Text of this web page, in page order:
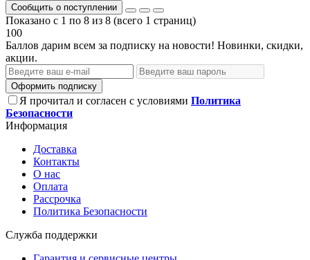
Сообщить о поступлении
Показано с 1 по 8 из 8 (всего 1 страниц)
100
Баллов дарим всем за подписку на новости! Новинки, скидки,
акции.
Оформить подписку
Я прочитал и согласен с условиями Политика
Безопасности
Информация
Доставка
Контакты
О нас
Оплата
Рассрочка
Политика Безопасности
Служба поддержки